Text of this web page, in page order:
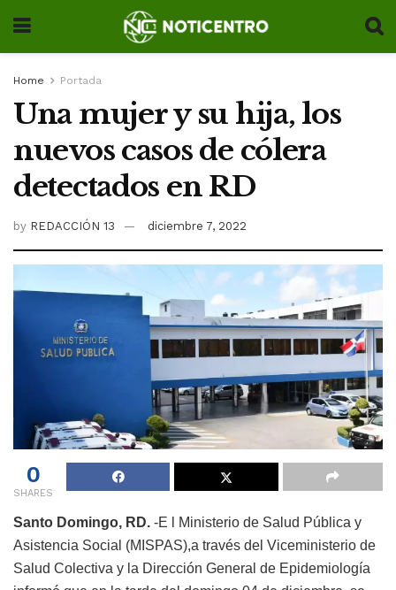
Home Portada
Una mujer y su hija, los
nuevos casos de cólera
detectados en RD
by REDACCIÓN 13 diciembre 7, 2022
0
SHARES
Santo Domingo, RD. -E l Ministerio de Salud Pública y
Asistencia Social (MISPAS),a través del Viceministerio de
Salud Colectiva y la Dirección General de Epidemiología